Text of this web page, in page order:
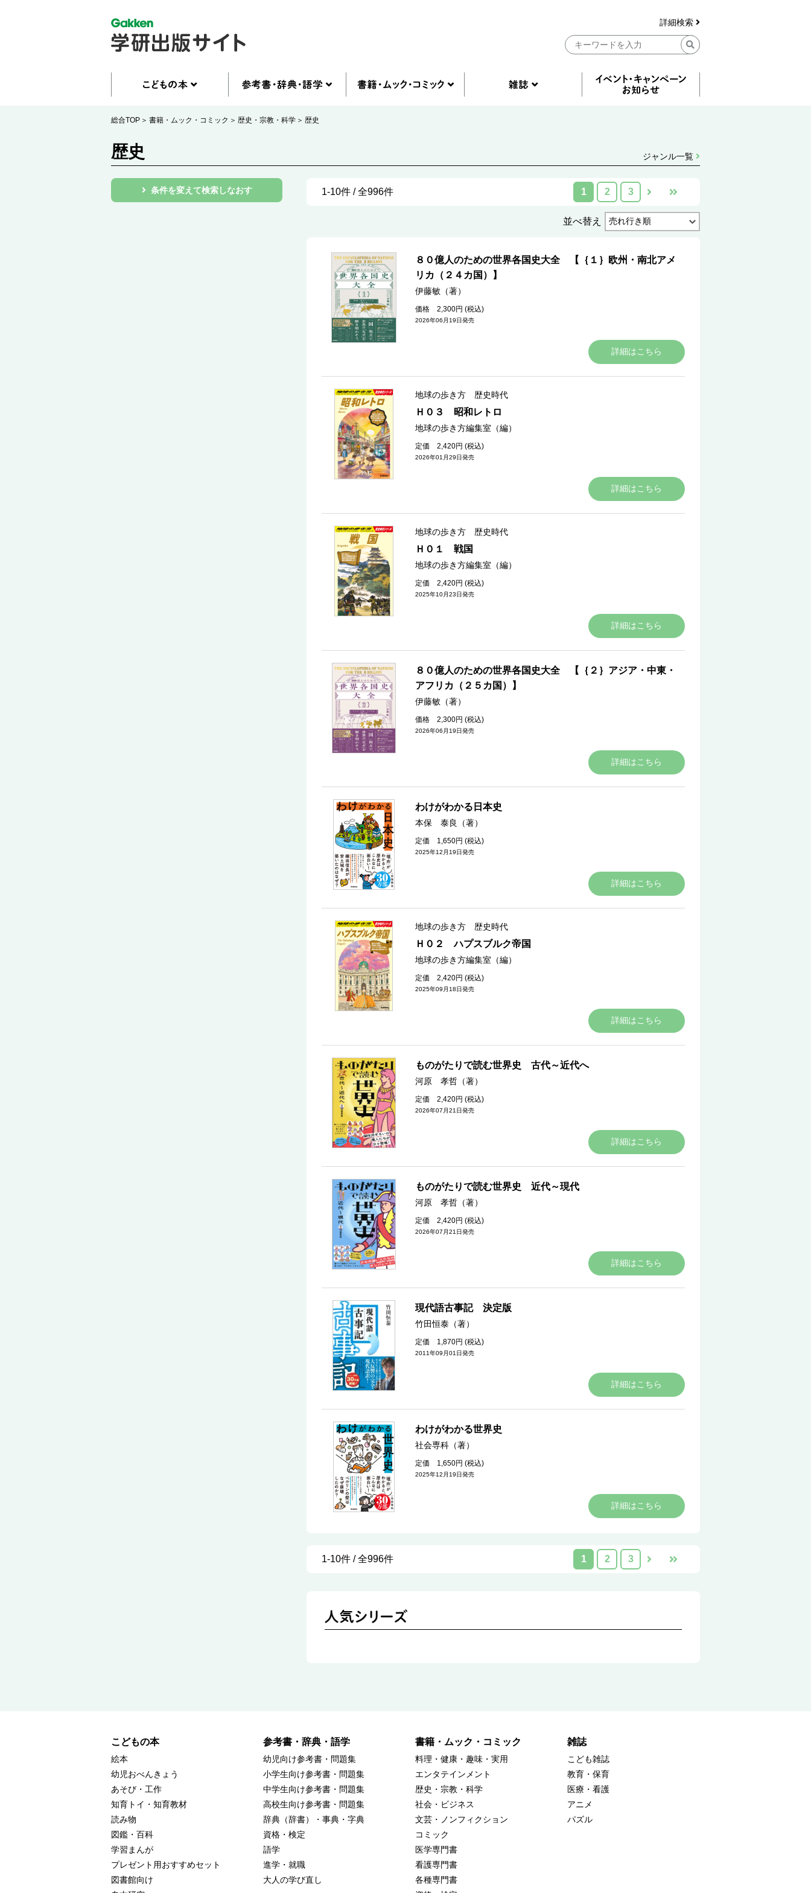
詳細検索
総合TOP 書籍・ムック・コミック 歴史・宗教・科学 歴史
歴史 ジャンル一覧
条件を変えて検索しなおす 1-10件 / 全996件 1 2 3
並べ替え
８０億人のための世界各国史大全 【｛１｝欧州・南北アメ
リカ（２４カ国）】
伊藤敏（著）
価格 2,300円 (税込)
2026年06月19日発売
詳細はこちら
地球の歩き方 歴史時代
Ｈ０３ 昭和レトロ
地球の歩き方編集室（編）
定価 2,420円 (税込)
2026年01月29日発売
詳細はこちら
地球の歩き方 歴史時代
Ｈ０１ 戦国
地球の歩き方編集室（編）
定価 2,420円 (税込)
2025年10月23日発売
詳細はこちら
８０億人のための世界各国史大全 【｛２｝アジア・中東・
アフリカ（２５カ国）】
伊藤敏（著）
価格 2,300円 (税込)
2026年06月19日発売
詳細はこちら
わけがわかる日本史
本保 泰良（著）
定価 1,650円 (税込)
2025年12月19日発売
詳細はこちら
地球の歩き方 歴史時代
Ｈ０２ ハプスブルク帝国
地球の歩き方編集室（編）
定価 2,420円 (税込)
2025年09月18日発売
詳細はこちら
ものがたりで読む世界史 古代～近代へ
河原 孝哲（著）
定価 2,420円 (税込)
2026年07月21日発売
詳細はこちら
ものがたりで読む世界史 近代～現代
河原 孝哲（著）
定価 2,420円 (税込)
2026年07月21日発売
詳細はこちら
現代語古事記 決定版
竹田恒泰（著）
定価 1,870円 (税込)
2011年09月01日発売
詳細はこちら
わけがわかる世界史
社会専科（著）
定価 1,650円 (税込)
2025年12月19日発売
詳細はこちら
1-10件 / 全996件 1 2 3
こどもの本
絵本
幼児おべんきょう
あそび・工作
知育トイ・知育教材
読み物
図鑑・百科
学習まんが
プレゼント用おすすめセット
図書館向け
参考書・辞典・語学
幼児向け参考書・問題集
小学生向け参考書・問題集
中学生向け参考書・問題集
高校生向け参考書・問題集
辞典（辞書）・事典・字典
資格・検定
語学
進学・就職
大人の学び直し
書籍・ムック・コミック
料理・健康・趣味・実用
エンタテインメント
歴史・宗教・科学
社会・ビジネス
文芸・ノンフィクション
コミック
医学専門書
看護専門書
各種専門書
雑誌
こども雑誌
教育・保育
医療・看護
アニメ
パズル